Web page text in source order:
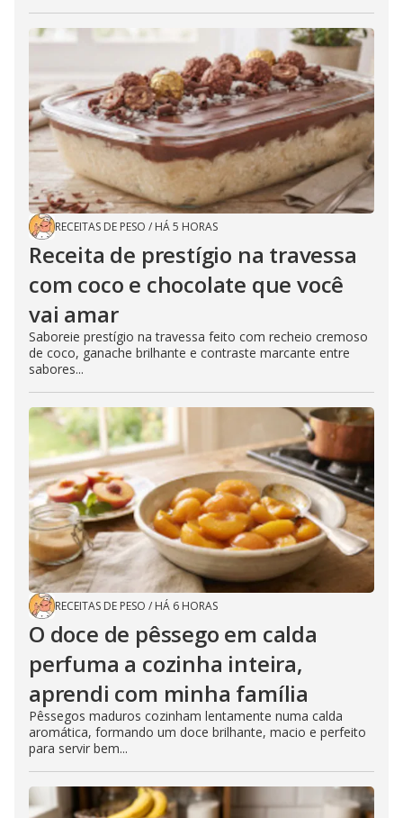
RECEITAS DE PESO / HÁ 5 HORAS
Receita de prestígio na travessa
com coco e chocolate que você
vai amar
Saboreie prestígio na travessa feito com recheio cremoso
de coco, ganache brilhante e contraste marcante entre
sabores...
RECEITAS DE PESO / HÁ 6 HORAS
O doce de pêssego em calda
perfuma a cozinha inteira,
aprendi com minha família
Pêssegos maduros cozinham lentamente numa calda
aromática, formando um doce brilhante, macio e perfeito
para servir bem...